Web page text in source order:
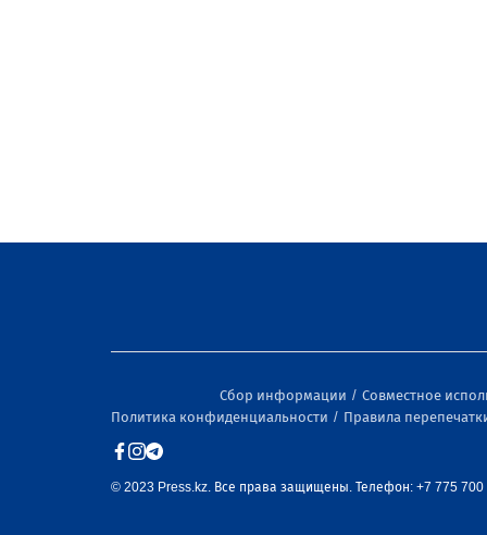
Сбор информации
Совместное
Политика конфиденциальности
Правила
© 2023 Press.kz. Все права защищены. Телефон: +7 775 700